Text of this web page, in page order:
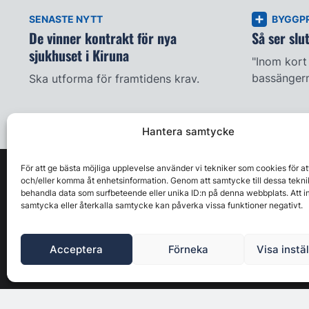
Hantera samtycke
För att ge bästa möjliga upplevelse använder vi tekniker som cookies för
och/eller komma åt enhetsinformation. Genom att samtycke till dessa
behandla data som surfbeteende eller unika ID:n på denna webbplats. Att
samtycka eller återkalla samtycke kan påverka vissa funktioner negativt.
Acceptera Förneka Visa
SENASTE NYTT
De vinner kontrakt för nya
sjukhuset i Kiruna
Ska utforma för framtidens krav.
Så ser
"Inom